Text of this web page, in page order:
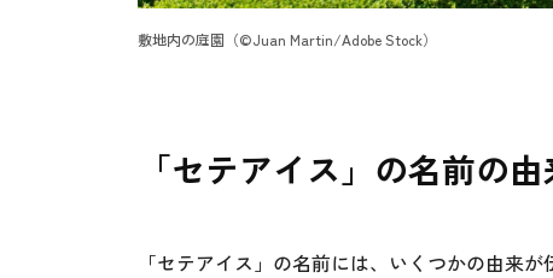
敷地内の庭園（©Juan Martin/Adobe Stock）
「セテアイス」の名前の由
「セテアイス」の名前には、いくつかの由来